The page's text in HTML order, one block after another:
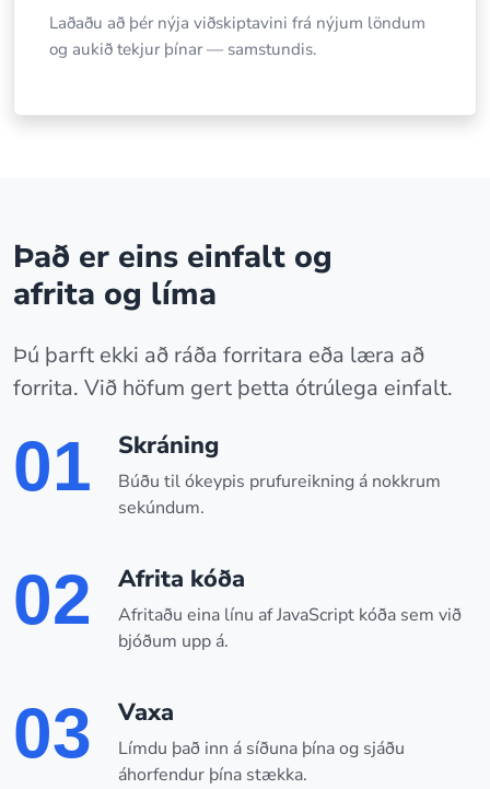
Laðaðu að þér nýja viðskiptavini frá nýjum löndum
og aukið tekjur þínar — samstundis.
Það er eins einfalt og
afrita og líma
Þú þarft ekki að ráða forritara eða læra að
forrita. Við höfum gert þetta ótrúlega einfalt.
01 Skráning
Búðu til ókeypis prufureikning á nokkrum
sekúndum.
02 Afrita kóða
Afritaðu eina línu af JavaScript kóða sem við
bjóðum upp á.
03 Vaxa
Límdu það inn á síðuna þína og sjáðu
áhorfendur þína stækka.